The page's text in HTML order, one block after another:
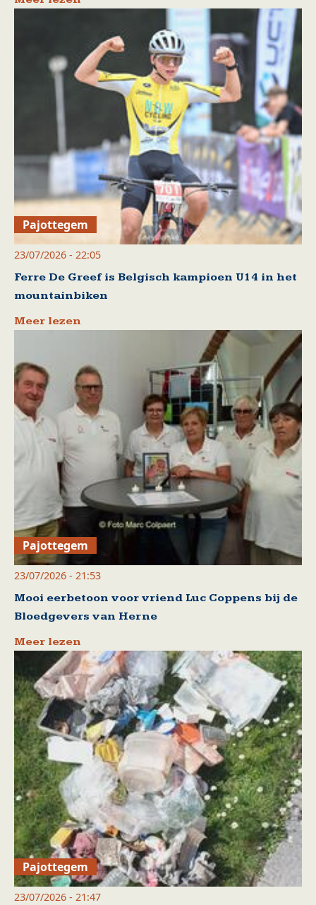
Pajottegem
23/07/2026 - 22:05
Ferre De Greef is Belgisch kampioen U14 in het
mountainbiken
Meer lezen
Pajottegem
23/07/2026 - 21:53
Mooi eerbetoon voor vriend Luc Coppens bij de
Bloedgevers van Herne
Meer lezen
Pajottegem
23/07/2026 - 21:47